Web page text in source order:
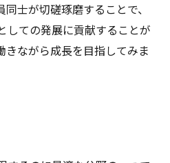
士が切磋琢磨することで、
しての発展に貢献することが
きながら成長を目指してみま